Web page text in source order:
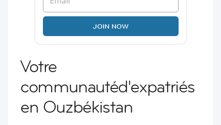
JOIN NOW
Votre
communautéd'expatriés
en Ouzbékistan